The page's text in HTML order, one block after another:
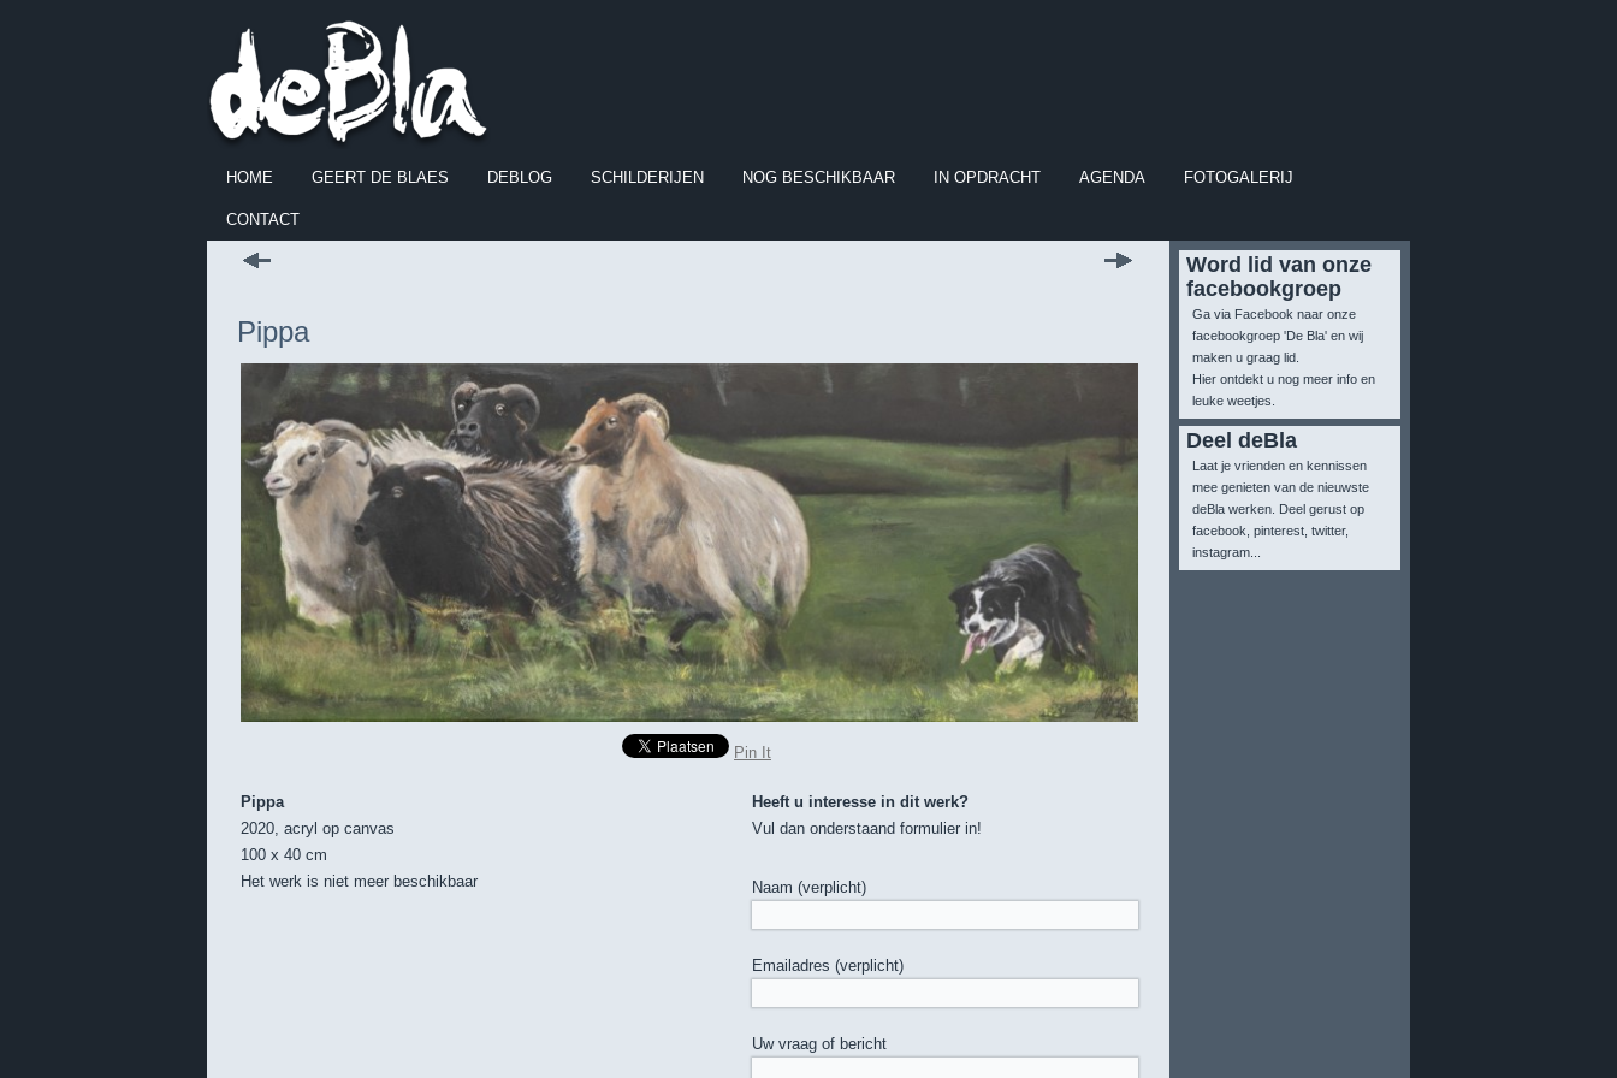
HOME GEERT DE BLAES DEBLOG SCHILDERIJEN NOG BESCHIKBAAR IN OPDRACHT AGENDA FOTOGALERIJ
CONTACT
Pippa
Pin It
Pippa
2020, acryl op canvas
100 x 40 cm
Het werk is niet meer beschikbaar
Heeft u interesse in dit werk?
Vul dan onderstaand formulier in!
Naam (verplicht)
Emailadres (verplicht)
Uw vraag of bericht
Word lid van onze
facebookgroep
Ga via Facebook naar onze
facebookgroep 'De Bla' en wij
maken u graag lid.
Hier ontdekt u nog meer info en
leuke weetjes.
Deel deBla
Laat je vrienden en kennissen
mee genieten van de nieuwste
deBla werken. Deel gerust op
facebook, pinterest, twitter,
instagram...